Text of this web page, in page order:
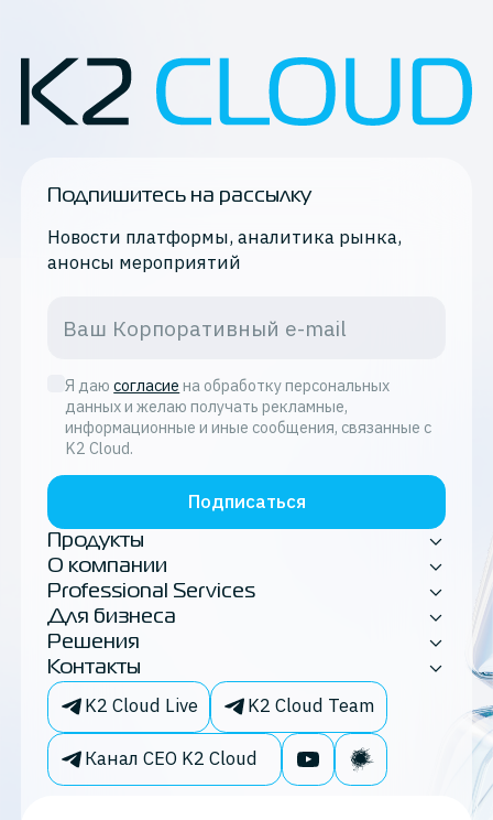
Подпишитесь на рассылку
Новости платформы, аналитика рынка,
анонсы мероприятий
Я даю согласие на обработку персональных
данных и желаю получать рекламные,
информационные и иные сообщения, связанные с
K2 Cloud.
Подписаться
Продукты
О компании
Professional Services
Для бизнеса
Решения
Контакты
K2 Cloud Live K2 Cloud Team
Канал CEO K2 Cloud